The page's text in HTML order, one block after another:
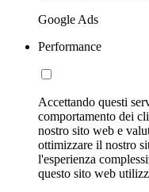
Google Ads
Performance
Accettando questi
comportamento dei
nostro sito web e
ottimizzare il nostro
l'esperienza
questo sito web